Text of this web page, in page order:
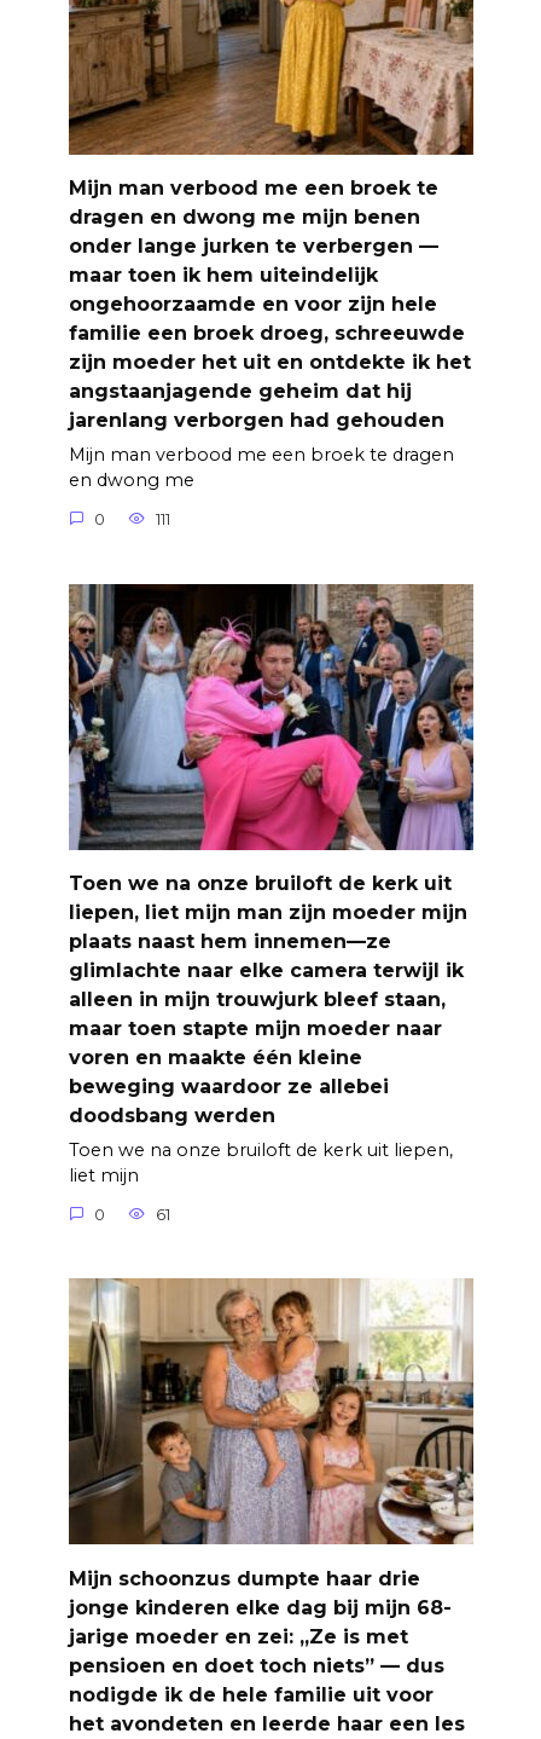
Mijn man verbood me een broek te
dragen en dwong me mijn benen
onder lange jurken te verbergen —
maar toen ik hem uiteindelijk
ongehoorzaamde en voor zijn hele
familie een broek droeg, schreeuwde
zijn moeder het uit en ontdekte ik het
angstaanjagende geheim dat hij
jarenlang verborgen had gehouden
Mijn man verbood me een broek te dragen
en dwong me
0 111
Toen we na onze bruiloft de kerk uit
liepen, liet mijn man zijn moeder mijn
plaats naast hem innemen—ze
glimlachte naar elke camera terwijl ik
alleen in mijn trouwjurk bleef staan,
maar toen stapte mijn moeder naar
voren en maakte één kleine
beweging waardoor ze allebei
doodsbang werden
Toen we na onze bruiloft de kerk uit liepen,
liet mijn
0 61
Mijn schoonzus dumpte haar drie
jonge kinderen elke dag bij mijn 68-
jarige moeder en zei: „Ze is met
pensioen en doet toch niets” — dus
nodigde ik de hele familie uit voor
het avondeten en leerde haar een les